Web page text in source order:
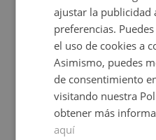
ajustar la publicidad
preferencias.
el uso de cookies a
Asimismo, puedes
de consentimiento
visitando nuestra
obtener más
aquí